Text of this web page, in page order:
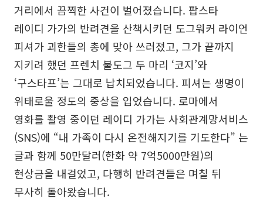
거리에서 끔찍한 사건이 벌어졌습니다. 팝스타
레이디 가가의 반려견을 산책시키던 도그워커 라이언
피셔가 괴한들의 총에 맞아 쓰러졌고, 그가 끝까지
지키려 했던 프렌치 불도그 두 마리 ‘코지’와
‘구스타프’는 그대로 납치되었습니다. 피셔는 생명이
위태로울 정도의 중상을 입었습니다. 로마에서
영화를 촬영 중이던 레이디 가가는 사회관계망서비스
(SNS)에 “내 가족이 다시 온전해지기를 기도한다” 는
글과 함께 50만달러(한화 약 7억5000만원)의
현상금을 내걸었고, 다행히 반려견들은 며칠 뒤
무사히 돌아왔습니다.